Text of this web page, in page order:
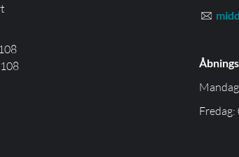
Fredag: